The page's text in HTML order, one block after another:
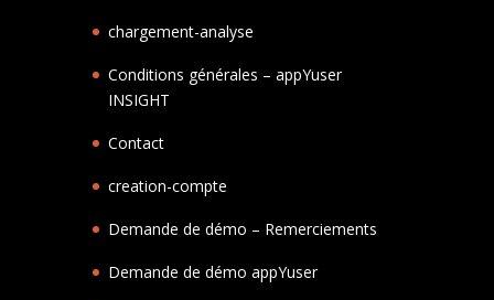
chargement-analyse
Conditions générales – appYuser
INSIGHT
Contact
creation-compte
Demande de démo – Remerciements
Demande de démo appYuser